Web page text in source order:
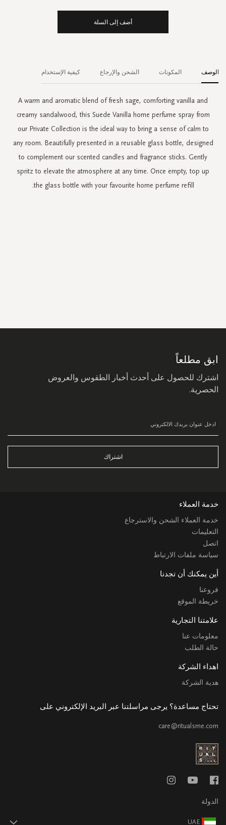
أضف إلى السلة
الوصف
A warm and aromatic blend of fresh sage, comforting vanilla and
creamy sandalwood, this Suede Vanilla home perfume spray from
our Private Collection is the ideal way to bring a sense of calm to
any room. Beautifully presented in a reusable glass bottle, designed
to complement our scented candles and fragrance sticks. Gently
spritz to elevate the atmosphere at any time. Once empty, top up
the glass bottle with your favourite home perfume refill.
المكونات الشحن والإرجاع كيفية الإستخدام
ابق مطلعاً
اشترك للحصول على أحدث أخبار الطقوس والعروض
الحصرية.
اشتراك
خدمة العملاء
خدمة العملاء الشحن والاسترجاع
التعليمات
اتصل
سياسة ملفات الارتباط
أين يمكنك أن تجدنا
فروعنا
خريطة الموقع
علامتنا التجارية
معلومات عنا
حالة الطلب
اهداء الشركة
هدية الشركة
تحتاج مساعدة؟ يرجى مراسلتنا عبر البريد الإلكتروني على
care@ritualsme.com
الدولة
UAE